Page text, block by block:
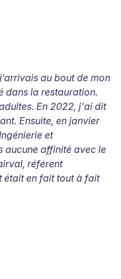
au bout de mon
dans la restauration.
En 2022, j'ai dit
Ensuite, en janvier
et
aucune affinité avec le
référent
était en fait tout à fait